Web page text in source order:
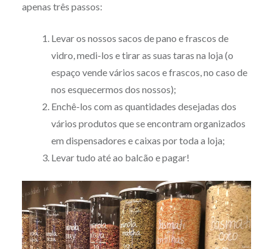
apenas três passos:
Levar os nossos sacos de pano e frascos de
vidro, medi-los e tirar as suas taras na loja (o
espaço vende vários sacos e frascos, no caso de
nos esquecermos dos nossos);
Enchê-los com as quantidades desejadas dos
vários produtos que se encontram organizados
em dispensadores e caixas por toda a loja;
Levar tudo até ao balcão e pagar!